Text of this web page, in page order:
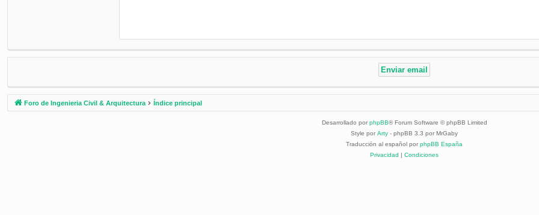
Foro de Ingenieria Civil & Arquitectura Índice principal
Desarrollado por phpBB® Forum Software © phpBB Limited
Style por Arty - phpBB 3.3 por MrGaby
Traducción al español por phpBB España
Privacidad | Condiciones